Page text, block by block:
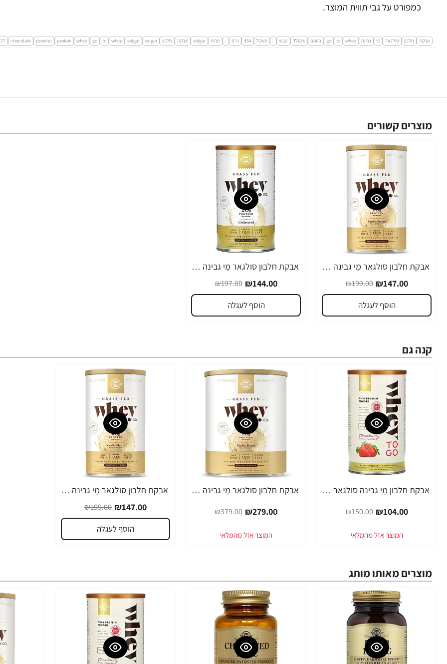
כמפורט על גבי תווית המוצר.
אבקת חלבון סולגאר מֵי גבינה whey
to
go בטעם שוקולד טבעי - משקל 454 גרם - מבית solgar אבקת חלבון solgar
solgar
whey
to
go
whey
protein
powder
chocolate
מוצרים קשורים
-26%
אבקת חלבון סולגאר מֵי גבינה Whey To Go בטעם ונילה - משקל 340 גרם מבית SOLGAR
₪147.00
₪199.00
הוסף לעגלה
-27%
אבקת חלבון סולגאר מֵי גבינה Whey To Go ללא טעם - משקל 377 גרם מבית SOLGAR
₪144.00
₪197.00
הוסף לעגלה
קנה גם
-31%
אבקת חלבון מֵי גבינה סולגאר מי גבינה Whey To Go טעם תות משקל 454 גרם - מבית SOLGAR
₪104.00
₪150.00
-26%
אבקת חלבון סולגאר מֵי גבינה Whey To Go בטעם ונילה - משקל 907 גרם מבית SOLGAR
₪279.00
₪379.00
-26%
אבקת חלבון סולגאר מֵי גבינה Whey To Go בטעם ונילה - משקל 340 גרם מבית SOLGAR
₪147.00
₪199.00
הוסף לעגלה
מוצרים מאותו מותג